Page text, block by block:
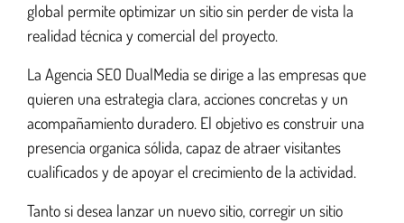
global permite optimizar un sitio sin perder de vista la
realidad técnica y comercial del proyecto.
La Agencia SEO DualMedia se dirige a las empresas que
quieren una estrategia clara, acciones concretas y un
acompañamiento duradero. El objetivo es construir una
presencia organica sólida, capaz de atraer visitantes
cualificados y de apoyar el crecimiento de la actividad.
Tanto si desea lanzar un nuevo sitio, corregir un sitio